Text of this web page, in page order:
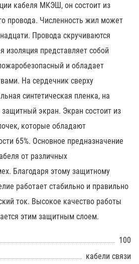
кабеля МКЭШ, он состоит из
провода. Численность жил может
Провода скручиваются
изоляция представляет собой
и обладает
На сердечник сверху
синтетическая пленка, на
экран. Экран состоит из
которые обладают
65%. Основное предназначение
от различных
Благодаря этому защитному
работает стабильно и правильно
ток. Высокое качество работы
этим защитным слоем.
100
кабели связи